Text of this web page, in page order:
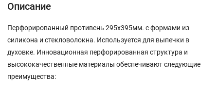
Описание
Перфорированный противень 295х395мм. с формами из
силикона и стекловолокна. Используется для выпечки в
духовке. Инновационная перфорированная структура и
высококачественные материалы обеспечивают следующие
преимущества: